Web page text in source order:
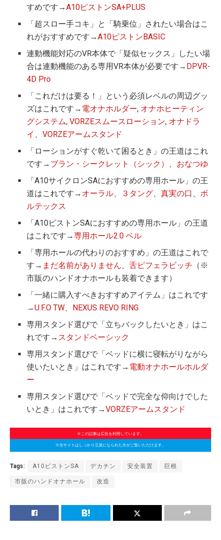
すめです→A10ピストンSA+PLUS
「超スロー手コキ」と「騎乗位」されたい場合はこ
れがおすすめです→A10ピストンBASIC
連動機能対応のVR本体で「疑似セックス」したい場
合は連動機能のある専用VR本体が必要です→ DPVR-
4D Pro
「これだけは要る！」という必須レベルの周辺グッ
ズはこれです→ 電オナホルダー, オナホヒーティン
グシステム,VORZEスムースローション, オナドラ
イ 、VORZEアームスタンド
「ローションがすぐ乾いて困るとき」の王道はこれ
です→ ブラン・シークレット（シック） 、 おなつゆ
「A10サイクロンSAにおすすめの専用ホール」の王
道はこれです→ オーラル、 ３タング、真実の口 、ボ
ルテックス
「A10ピストンSAにおすすめの専用ホール」の王道
はこれです→専用ホール2.0 ベル
「専用ホールの代わりのおすすめ」の王道はこれで
す→ まだ名前がありません、舌ピフェラビッチ （※
市販のハンドオナホールも装着できます）
「一緒に購入すべきおすすめアイテム」はこれです
→U.F.O TW、 NEXUS REVO RING
専用スタンド選びで「立ちバックしたいとき」はこ
れです→ スタンドベーシック
専用スタンド選びで「ベッドに横に寝転がりながら
使いたいとき」はこれです→ 電動オナホールホルダ
ー
専用スタンド選びで「ベッドで完全な仰向けでした
いとき」はこれです→VORZEアームスタンド
※この記事は広告を利用しています。
※当サイトはしっかり立派になられた方がご覧いただけます。
Tags: A10ピストンSA デカチン 安全装置 巨根
市販のハンドオナホール 改造